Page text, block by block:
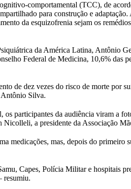
comportamental (TCC), de
para construção e
da esquizofrenia sejam os
da América Latina, Antônio
Federal de Medicina, 10,6% das
de dez vezes do risco de morte por
Silva.
os participantes da audiência viram a
a presidente da Associação
medicações, mas, depois do
Capes, Polícia Militar e hospitais
resumiu.